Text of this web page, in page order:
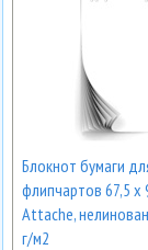
Блокнот бумаги
флипчартов 67,5 х
Attache,
г/м2